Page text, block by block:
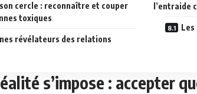
cercle : reconnaître et couper
toxiques
révélateurs des relations
l’entraide
s’impose : accepter